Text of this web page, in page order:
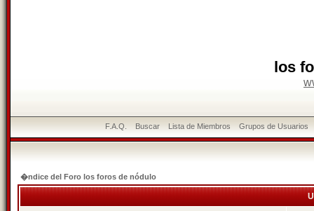
los
F.A.Q. Buscar Lista de Miembros Grupos de Usuarios
�ndice del Foro los foros de nódulo